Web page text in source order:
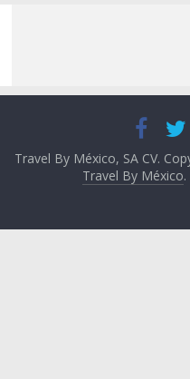
Travel By México, SA CV.
Travel By México